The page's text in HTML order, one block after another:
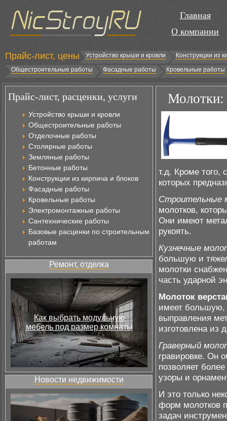
Главная
О компании
Прайс-лист, цены Устройство крыши и кровли
Конструкции из
Общестроительные работы
Фасадные работы Кровельные работы
Прайс-лист, расценки, услуги
Устройство крыши и кровли
Общестроительные работы
Отделочные работы
Столярные работы
Земляные работы
Бетонные работы
Конструкции из кирпича и блоков
Фасадные работы
Кровельные работы
Электромонтажные работы
Сантехнические работы
Базовые расценки по строительным
работам
Ремонт, отделка
Как выбрать модульную
мебель под размер комнаты
Новости недвижимости
Молотки:
т.д. Кроме того,
которых
Строительные
молотков,
Они имеют
рукоять.
Кузнечные
большую и
молотки
часть ударной
Молоток
имеет большую,
выправления
изготовлена из
Граверный
гравировке. Он
позволяет
узоры и
И это только
форм молотков
задач